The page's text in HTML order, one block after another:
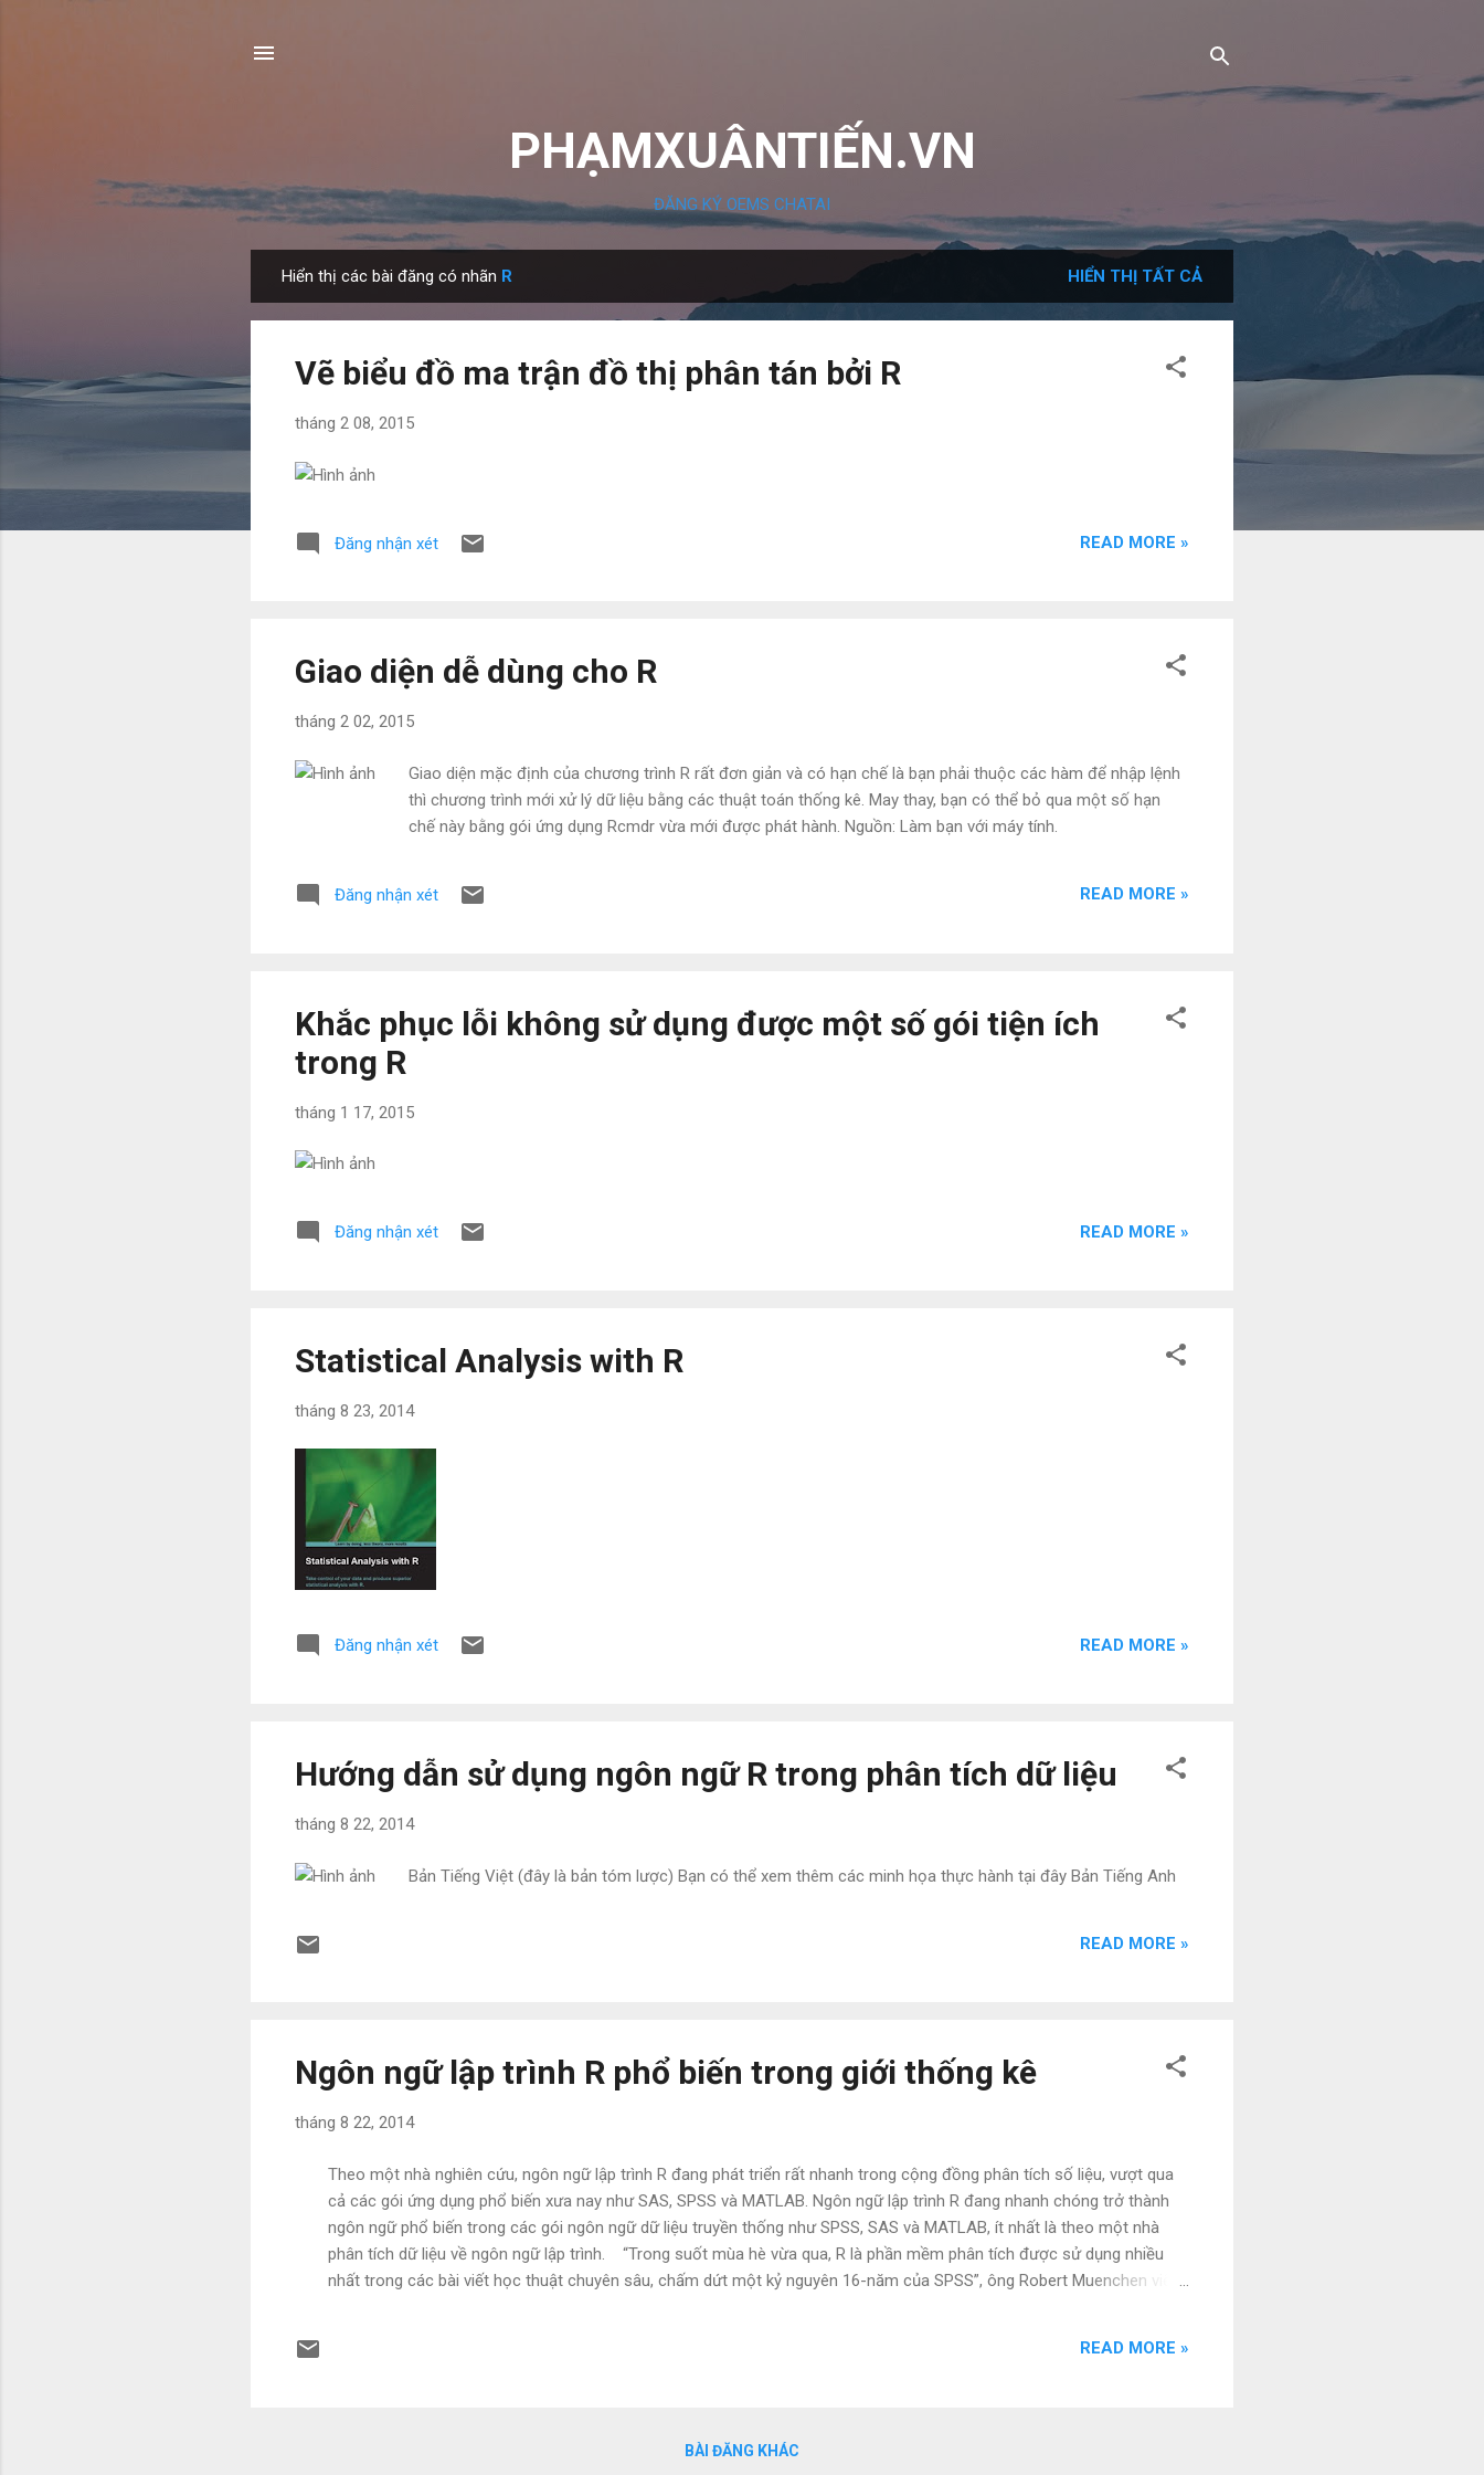
PHẠMXUÂNTIẾN.VN
ĐĂNG KÝ OEMS CHATAI
à
Hiển thị các bài đăng có nhãn R HIỂN THỊ TẤT CẢ
Vẽ biểu đồ ma trận đồ thị phân tán bởi R
tháng 2 08, 2015
Đăng nhận xét READ MORE »
Giao diện dễ dùng cho R
tháng 2 02, 2015
Giao diện mặc định của chương trình R rất đơn giản và có hạn chế là bạn phải thuộc các hàm để nhập lệnh
thì chương trình mới xử lý dữ liệu bằng các thuật toán thống kê. May thay, bạn có thể bỏ qua một số hạn
chế này bằng gói ứng dụng Rcmdr vừa mới được phát hành. Nguồn: Làm bạn với máy tính.
Đăng nhận xét READ MORE »
Khắc phục lỗi không sử dụng được một số gói tiện ích
trong R
tháng 1 17, 2015
Đăng nhận xét READ MORE »
Statistical Analysis with R
tháng 8 23, 2014
Đăng nhận xét READ MORE »
Hướng dẫn sử dụng ngôn ngữ R trong phân tích dữ liệu
tháng 8 22, 2014
Bản Tiếng Việt (đây là bản tóm lược) Bạn có thể xem thêm các minh họa thực hành tại đây Bản Tiếng Anh
READ MORE »
Ngôn ngữ lập trình R phổ biến trong giới thống kê
tháng 8 22, 2014
Theo một nhà nghiên cứu, ngôn ngữ lập trình R đang phát triển rất nhanh trong cộng đồng phân tích số liệu, vượt qua
cả các gói ứng dụng phổ biến xưa nay như SAS, SPSS và MATLAB. Ngôn ngữ lập trình R đang nhanh chóng trở thành
ngôn ngữ phổ biến trong các gói ngôn ngữ dữ liệu truyền thống như SPSS, SAS và MATLAB, ít nhất là theo một nhà
phân tích dữ liệu về ngôn ngữ lập trình. “Trong suốt mùa hè vừa qua, R là phần mềm phân tích được sử dụng nhiều
nhất trong các bài viết học thuật chuyên sâu, chấm dứt một kỷ nguyên 16-năm của SPSS”, ông Robert Muenchen viết
nhận xét gói phần mềm trong các thảo luận trên forum, blog, danh sách công việc và các nguồn khác. Trong khảo sát
READ MORE »
BÀI ĐĂNG KHÁC